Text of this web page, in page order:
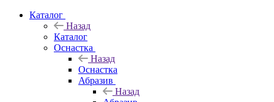
Каталог
Назад
Каталог
Оснастка
Назад
Оснастка
Абразив
Назад